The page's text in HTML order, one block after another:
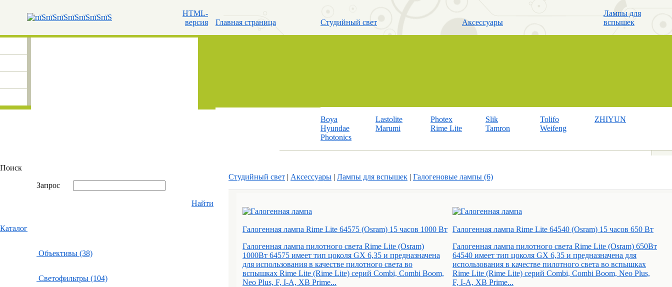
HTML-
версия
Главная страница Студийный свет Аксессуары
Лампы для
вспышек
Boya
Hyundae
Photonics
Lastolite
Marumi
Photex
Rime Lite
Slik
Tamron
Tolifo
Weifeng
ZHIYUN
Поиск
Запрос
Найти
Каталог
Объективы (38)
Светофильтры (104)
Студийный свет | Аксессуары | Лампы для вспышек | Галогеновые лампы (6)
Галогенная лампа Rime Lite 64575 (Osram) 15 часов 1000 Вт
Галогенная лампа пилотного света Rime Lite (Osram)
1000Вт 64575 имеет тип цоколя GX 6,35 и предназначена
для использования в качестве пилотного света во
вспышках Rime Lite (Rime Lite) серий Combi, Combi Boom,
Neo Plus, F, I-A, XB Prime...
Галогенная лампа Rime Lite 64540 (Osram) 15 часов 650 Вт
Галогенная лампа пилотного света Rime Lite (Osram) 650Вт
64540 имеет тип цоколя GX 6,35 и предназначена для
использования в качестве пилотного света во вспышках
Rime Lite (Rime Lite) серий Combi, Combi Boom, Neo Plus,
F, I-A, XB Prime...